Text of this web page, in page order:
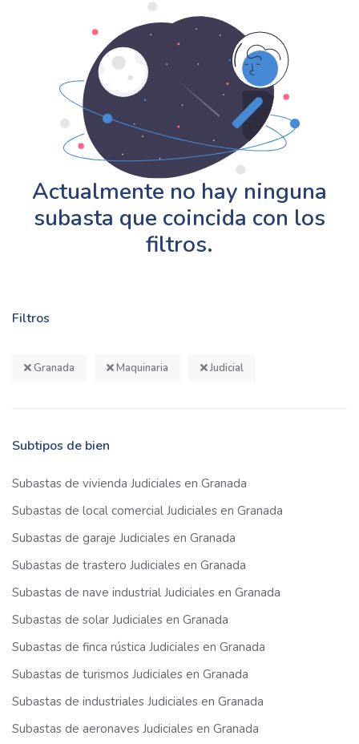
Filtros
Granada Maquinaria Judicial
Subtipos de bien
Subastas de vivienda Judiciales en Granada
Subastas de local comercial Judiciales en Granada
Subastas de garaje Judiciales en Granada
Subastas de trastero Judiciales en Granada
Subastas de nave industrial Judiciales en Granada
Subastas de solar Judiciales en Granada
Subastas de finca rústica Judiciales en Granada
Subastas de turismos Judiciales en Granada
Subastas de industriales Judiciales en Granada
Subastas de aeronaves Judiciales en Granada
Actualmente no hay ninguna
subasta que coincida con los
filtros.